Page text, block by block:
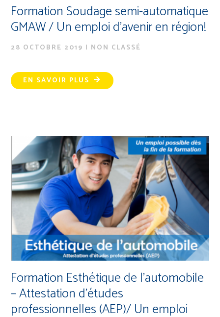
Formation Soudage semi-automatique
GMAW / Un emploi d’avenir en région!
28 OCTOBRE 2019 | NON CLASSÉ
EN SAVOIR PLUS
Formation Esthétique de l’automobile
– Attestation d’études
professionnelles (AEP)/ Un emploi